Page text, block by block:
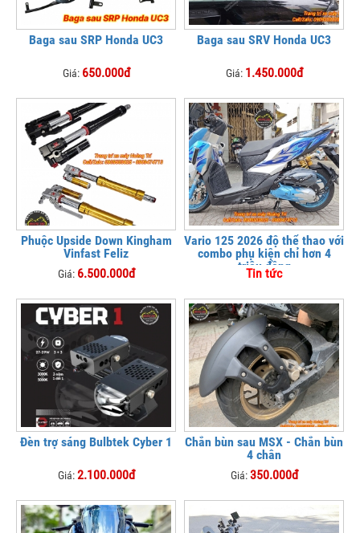
Baga sau SRP Honda UC3
Giá: 650.000đ
Baga sau SRV Honda UC3
Giá: 1.450.000đ
Phuộc Upside Down Kingham
Vinfast Feliz
Giá: 6.500.000đ
Vario 125 2026 độ thể thao với
combo phụ kiện chỉ hơn 4
triệu đồng
Tin tức
Đèn trợ sáng Bulbtek Cyber 1
Giá:2.100.000đ
Chắn bùn sau MSX - Chắn bùn
4 chân
Giá:350.000đ